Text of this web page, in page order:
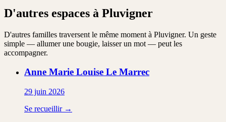
D'autres espaces à Pluvigner
D'autres familles traversent le même moment à Pluvigner. Un geste
simple — allumer une bougie, laisser un mot — peut les
accompagner.
Anne Marie Louise Le Marrec
29 juin 2026
Se recueillir →